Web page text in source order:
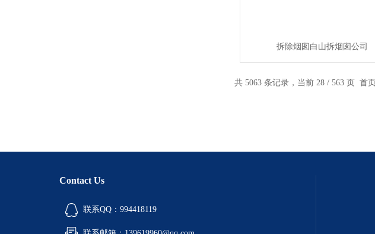
拆除烟囱白山拆烟囱公司
共 5063 条记录，当前 28 / 563 页 首页
Contact Us
联系QQ：994418119